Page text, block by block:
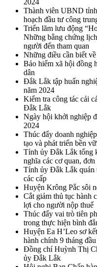
2024
Thành viên UBND
hoạch đầu tư công
Triển lãm lưu động
Những bằng chứng
người đến tham quan
Những điều cần biết
Bảo hiểm xã hội đồng
dân
Đắk Lắk tập huấn
năm 2024
Kiểm tra công tác cải
Đắk Lắk
Ngày hội khởi nghiệp
2024
Thúc đẩy doanh
tạo và phát triển bền
Tỉnh ủy Đắk Lắk tổng
nghĩa các cơ quan,
Tỉnh ủy Đắk Lắk quán
các cấp
Huyện Krông Pắc sôi
Cắt giảm thủ tục hành
lợi cho người nộp thuế
Thúc đẩy vai trò tiên
trong thực hiện bình
Huyện Ea H’Leo sơ
hành chính 9 tháng
Đồng chí Huỳnh Thị
ủy Đắk Lắk